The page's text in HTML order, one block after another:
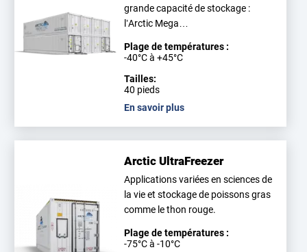
grande capacité de stockage :
l’Arctic Mega…
Plage de températures :
-40°C à +45°C
Tailles:
40 pieds
En savoir plus
Arctic UltraFreezer
Applications variées en sciences de
la vie et stockage de poissons gras
comme le thon rouge.
Plage de températures :
-75°C à -10°C